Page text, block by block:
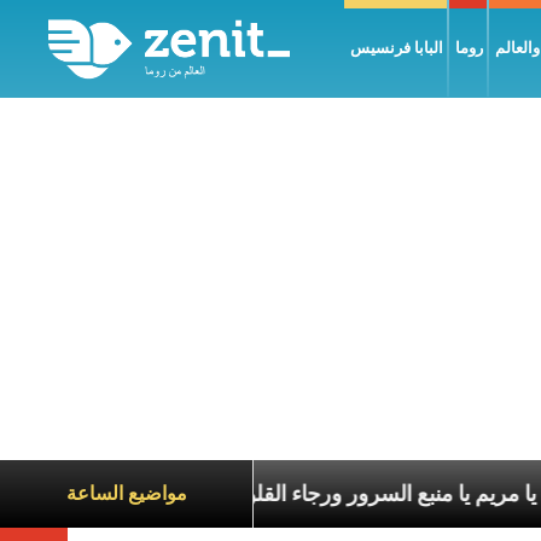
البابا فرنسيس روما
مواضيع الساعة
يا مريم يا منبع السرور ورجاء القلوب